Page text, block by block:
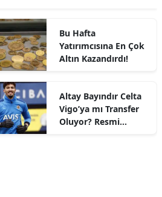
Bu Hafta
Yatırımcısına En Çok
Altın Kazandırdı!
Altay Bayındır Celta
Vigo’ya mı Transfer
Oluyor? Resmi